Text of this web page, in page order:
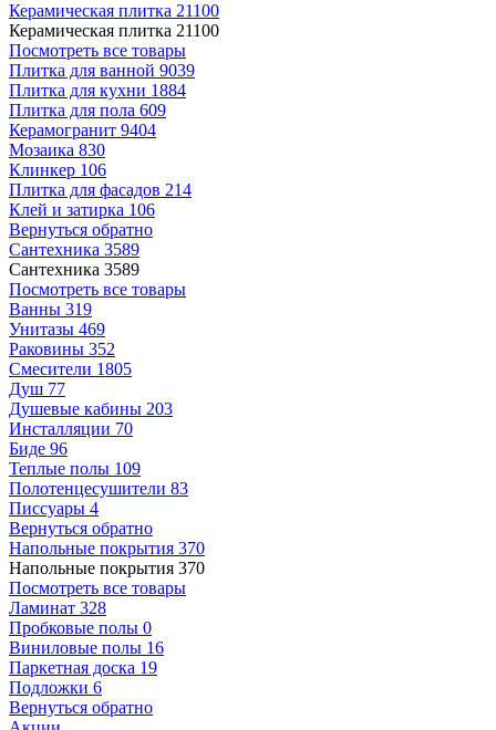
Керамическая плитка 21100
Керамическая плитка 21100
Посмотреть все товары
Плитка для ванной 9039
Плитка для кухни 1884
Плитка для пола 609
Керамогранит 9404
Мозаика 830
Клинкер 106
Плитка для фасадов 214
Клей и затирка 106
Вернуться обратно
Сантехника 3589
Сантехника 3589
Посмотреть все товары
Ванны 319
Унитазы 469
Раковины 352
Смесители 1805
Душ 77
Душевые кабины 203
Инсталляции 70
Биде 96
Теплые полы 109
Полотенцесушители 83
Писсуары 4
Вернуться обратно
Напольные покрытия 370
Напольные покрытия 370
Посмотреть все товары
Ламинат 328
Пробковые полы 0
Виниловые полы 16
Паркетная доска 19
Подложки 6
Вернуться обратно